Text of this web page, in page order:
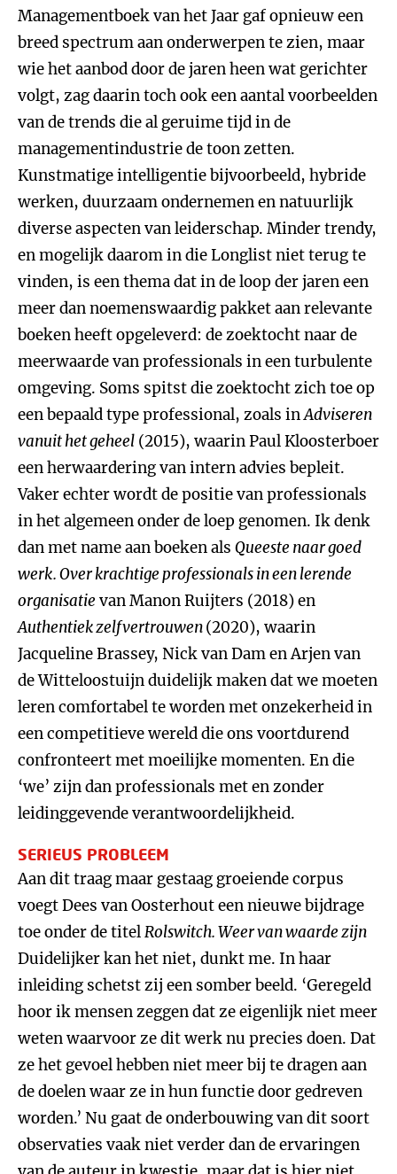
Managementboek van het Jaar gaf opnieuw een
breed spectrum aan onderwerpen te zien, maar
wie het aanbod door de jaren heen wat gerichter
volgt, zag daarin toch ook een aantal voorbeelden
van de trends die al geruime tijd in de
managementindustrie de toon zetten.
Kunstmatige intelligentie bijvoorbeeld, hybride
werken, duurzaam ondernemen en natuurlijk
diverse aspecten van leiderschap. Minder trendy,
en mogelijk daarom in die Longlist niet terug te
vinden, is een thema dat in de loop der jaren een
meer dan noemenswaardig pakket aan relevante
boeken heeft opgeleverd: de zoektocht naar de
meerwaarde van professionals in een turbulente
omgeving. Soms spitst die zoektocht zich toe op
een bepaald type professional, zoals inAdviseren
vanuit het geheel (2015), waarin Paul Kloosterboer
een herwaardering van intern advies bepleit.
Vaker echter wordt de positie van professionals
in het algemeen onder de loep genomen. Ik denk
dan met name aan boeken als Queeste naar goed
werk. Over krachtige professionals in een lerende
organisatie van Manon Ruijters (2018) en
Authentiek zelfvertrouwen(2020), waarin
Jacqueline Brassey, Nick van Dam en Arjen van
de Witteloostuijn duidelijk maken dat we moeten
leren comfortabel te worden met onzekerheid in
een competitieve wereld die ons voortdurend
confronteert met moeilijke momenten. En die
‘we’ zijn dan professionals met en zonder
leidinggevende verantwoordelijkheid.
SERIEUS PROBLEEM
Aan dit traag maar gestaag groeiende corpus
voegt Dees van Oosterhout een nieuwe bijdrage
toe onder de titelRolswitch. Weer van waarde zijn
Duidelijker kan het niet, dunkt me. In haar
inleiding schetst zij een somber beeld. ‘Geregeld
hoor ik mensen zeggen dat ze eigenlijk niet meer
weten waarvoor ze dit werk nu precies doen. Dat
ze het gevoel hebben niet meer bij te dragen aan
de doelen waar ze in hun functie door gedreven
worden.’ Nu gaat de onderbouwing van dit soort
observaties vaak niet verder dan de ervaringen